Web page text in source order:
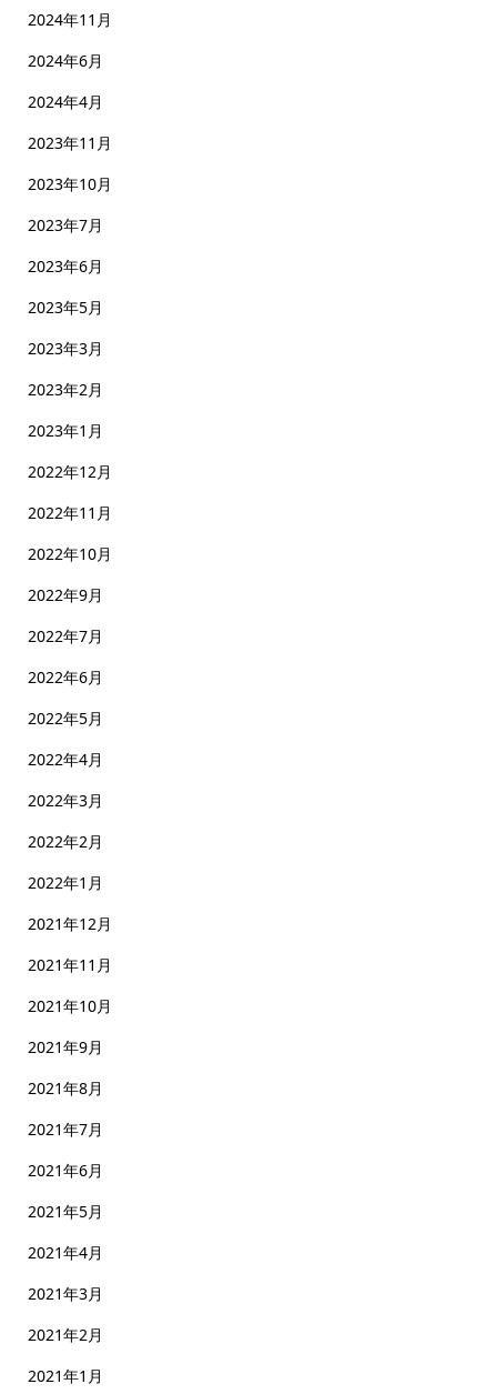
2024年11月
2024年6月
2024年4月
2023年11月
2023年10月
2023年7月
2023年6月
2023年5月
2023年3月
2023年2月
2023年1月
2022年12月
2022年11月
2022年10月
2022年9月
2022年7月
2022年6月
2022年5月
2022年4月
2022年3月
2022年2月
2022年1月
2021年12月
2021年11月
2021年10月
2021年9月
2021年8月
2021年7月
2021年6月
2021年5月
2021年4月
2021年3月
2021年2月
2021年1月